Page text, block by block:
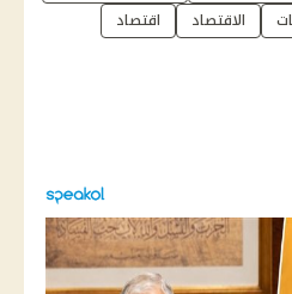
الاقتصاد
اقتصاد